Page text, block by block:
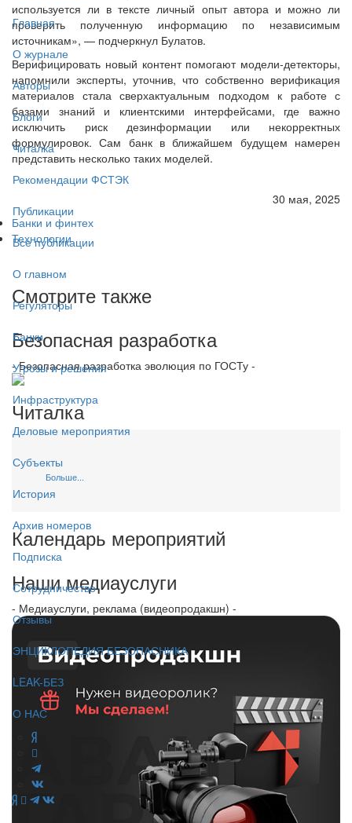
Главная
О журнале
Авторы
Блоги
Читалка
Рекомендации ФСТЭК
Публикации
Все публикации
О главном
Регуляторы
Банки
Угрозы и решения
Инфраструктура
Деловые мероприятия
Субъекты
История
Архив номеров
Подписка
Сотрудничество
Отзывы
ЭНЦИКЛОПЕДИЯ БЕЗОПАСНИКА
LEAK-БЕЗ
О НАС
используется ли в тексте личный опыт автора и можно ли
проверить полученную информацию по независимым
источникам», — подчеркнул Булатов.
Верифицировать новый контент помогают модели-детекторы,
напомнили эксперты, уточнив, что собственно верификация
материалов стала сверхактуальным подходом к работе с
базами знаний и клиентскими интерфейсами, где важно
исключить риск дезинформации или некорректных
формулировок. Сам банк в ближайшем будущем намерен
представить несколько таких моделей.
30 мая, 2025
Банки и финтех
Технологии
Смотрите также
Безопасная разработка
- Безопасная разработка эволюция по ГОСТу -
Читалка
Больше...
Календарь мероприятий
Наши медиауслуги
- Медиауслуги, реклама (видеопродакшн) -